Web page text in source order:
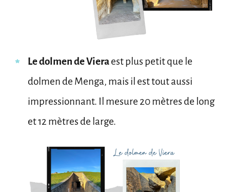
Le dolmen de Vieraest plus petit que le
dolmen de Menga, mais il est tout aussi
impressionnant. Il mesure 20 mètres de long
et 12 mètres de large.